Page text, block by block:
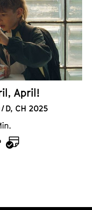
n
d
e
r
April!
D, CH 2025
K